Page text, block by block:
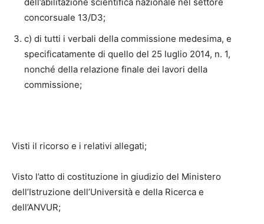
concorsuale 13/D3;
c) di tutti i verbali della commissione medesima, e
specificatamente di quello del 25 luglio 2014, n. 1,
nonché della relazione finale dei lavori della
commissione;
Visti il ricorso e i relativi allegati;
Visto l’atto di costituzione in giudizio del Ministero
dell’Istruzione dell’Università e della Ricerca e
dell’ANVUR;